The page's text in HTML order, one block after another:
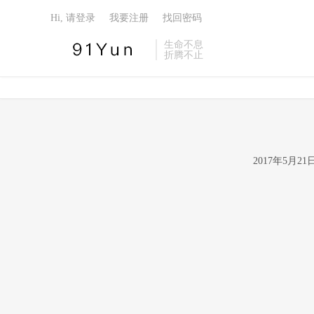
生命不息
折腾不止
Hi, 请登录 我要注册 找回密码
2017年5月